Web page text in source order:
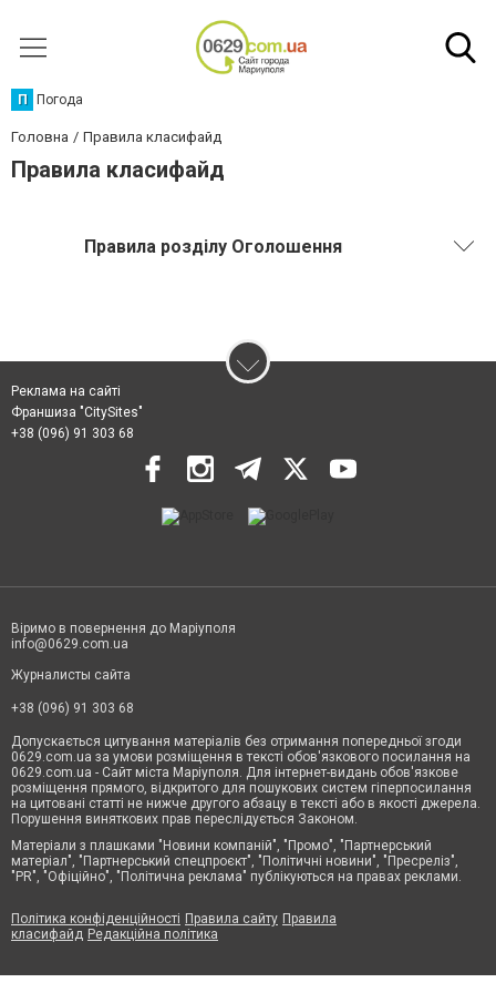
П Погода
Головна Правила класифайд
Правила класифайд
Правила розділу Оголошення
Реклама на сайті
Франшиза "CitySites"
+38 (096) 91 303 68
Віримо в повернення до Маріуполя
info@0629.com.ua
Журналисты сайта
+38 (096) 91 303 68
Допускається цитування матеріалів без отримання попередньої згоди
0629.com.ua за умови розміщення в тексті обов'язкового посилання на
0629.com.ua - Сайт міста Маріуполя. Для інтернет-видань обов'язкове
розміщення прямого, відкритого для пошукових систем гіперпосилання
на цитовані статті не нижче другого абзацу в тексті або в якості джерела.
Порушення виняткових прав переслідується Законом.
Матеріали з плашками "Новини компаній", "Промо", "Партнерський
матеріал", "Партнерський спецпроєкт", "Політичні новини", "Пресреліз",
"PR", "Офіційно", "Політична реклама" публікуються на правах реклами.
Політика конфіденційності Правила сайту Правила
класифайд Редакційна політика